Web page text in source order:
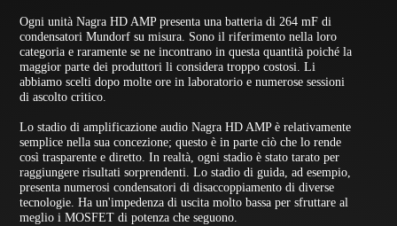
Ogni unità Nagra HD AMP presenta una batteria di 264 mF di
condensatori Mundorf su misura. Sono il riferimento nella loro
categoria e raramente se ne incontrano in questa quantità poiché la
maggior parte dei produttori li considera troppo costosi. Li
abbiamo scelti dopo molte ore in laboratorio e numerose sessioni
di ascolto critico.
Lo stadio di amplificazione audio Nagra HD AMP è relativamente
semplice nella sua concezione; questo è in parte ciò che lo rende
così trasparente e diretto. In realtà, ogni stadio è stato tarato per
raggiungere risultati sorprendenti. Lo stadio di guida, ad esempio,
presenta numerosi condensatori di disaccoppiamento di diverse
tecnologie. Ha un'impedenza di uscita molto bassa per sfruttare al
meglio i MOSFET di potenza che seguono.